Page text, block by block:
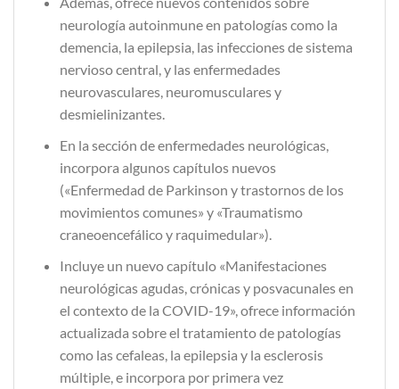
neurología autoinmune en patologías como la
demencia, la epilepsia, las infecciones de sistema
nervioso central, y las enfermedades
neurovasculares, neuromusculares y
desmielinizantes.
En la sección de enfermedades neurológicas,
incorpora algunos capítulos nuevos
(«Enfermedad de Parkin­son y trastornos de los
movimientos comunes» y «Traumatismo
craneoencefálico y raquimedular»).
Incluye un nuevo capítulo «Manifestaciones
neurológicas agudas, crónicas y posvacunales en
el contexto de la COVID-19», ofrece información
actualizada sobre el tratamiento de patologías
como las cefaleas, la epilepsia y la esclerosis
múltiple, e incorpora por primera vez